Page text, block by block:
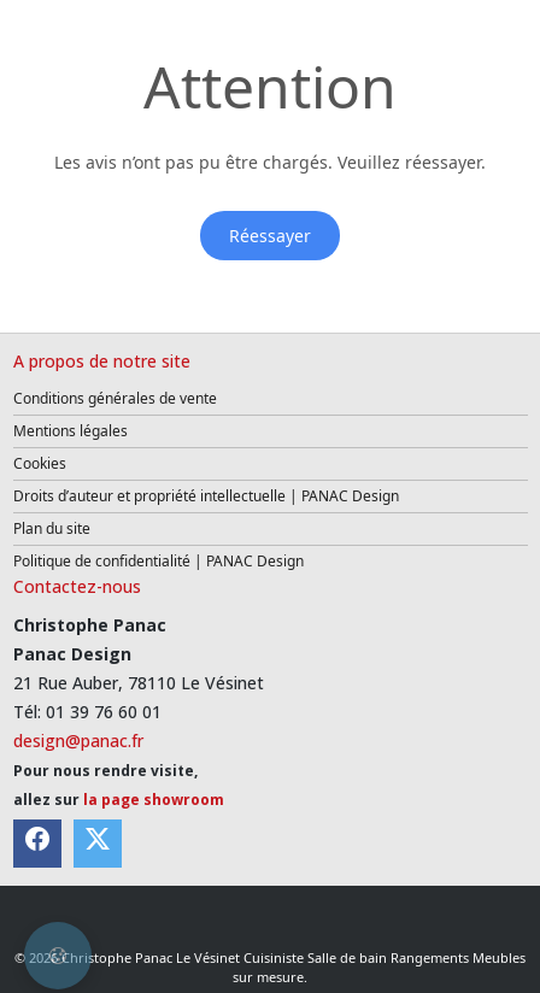
Attention
Les avis n’ont pas pu être chargés. Veuillez réessayer.
Réessayer
A propos de notre site
Conditions générales de vente
Mentions légales
Cookies
Droits d’auteur et propriété intellectuelle | PANAC Design
Plan du site
Politique de confidentialité | PANAC Design
Contactez-nous
Christophe Panac
Panac Design
21 Rue Auber, 78110 Le Vésinet
Tél: 01 39 76 60 01
design@panac.fr
Pour nous rendre visite,
allez sur la page showroom
© 2026 Christophe Panac Le Vésinet Cuisiniste Salle de bain Rangements Meubles
sur mesure.